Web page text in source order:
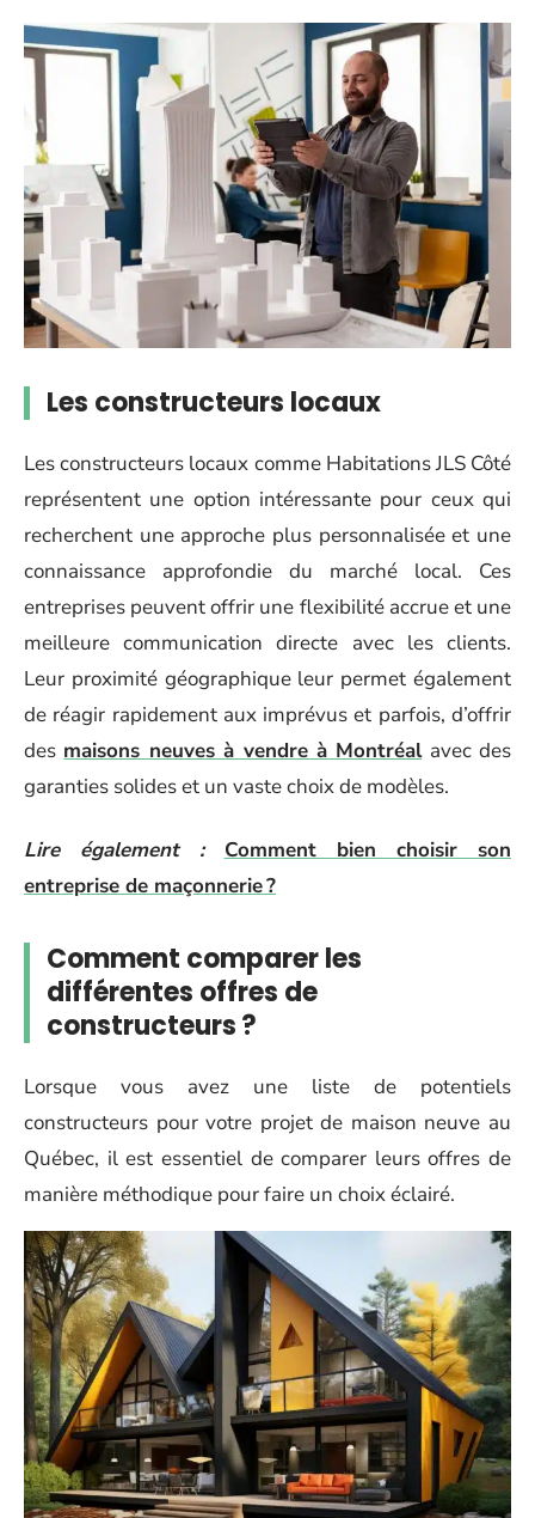
Les constructeurs locaux
Les constructeurs locaux comme Habitations JLS Côté
représentent une option intéressante pour ceux qui
recherchent une approche plus personnalisée et une
connaissance approfondie du marché local. Ces
entreprises peuvent offrir une flexibilité accrue et une
meilleure communication directe avec les clients.
Leur proximité géographique leur permet également
de réagir rapidement aux imprévus et parfois, d’offrir
des maisons neuves à vendre à Montréalavec des
garanties solides et un vaste choix de modèles.
Lire également :
Comment bien choisir son
entreprise de maçonnerie ?
Comment comparer les
différentes offres de
constructeurs ?
Lorsque vous avez une liste de potentiels
constructeurs pour votre projet de maison neuve au
Québec, il est essentiel de comparer leurs offres de
manière méthodique pour faire un choix éclairé.